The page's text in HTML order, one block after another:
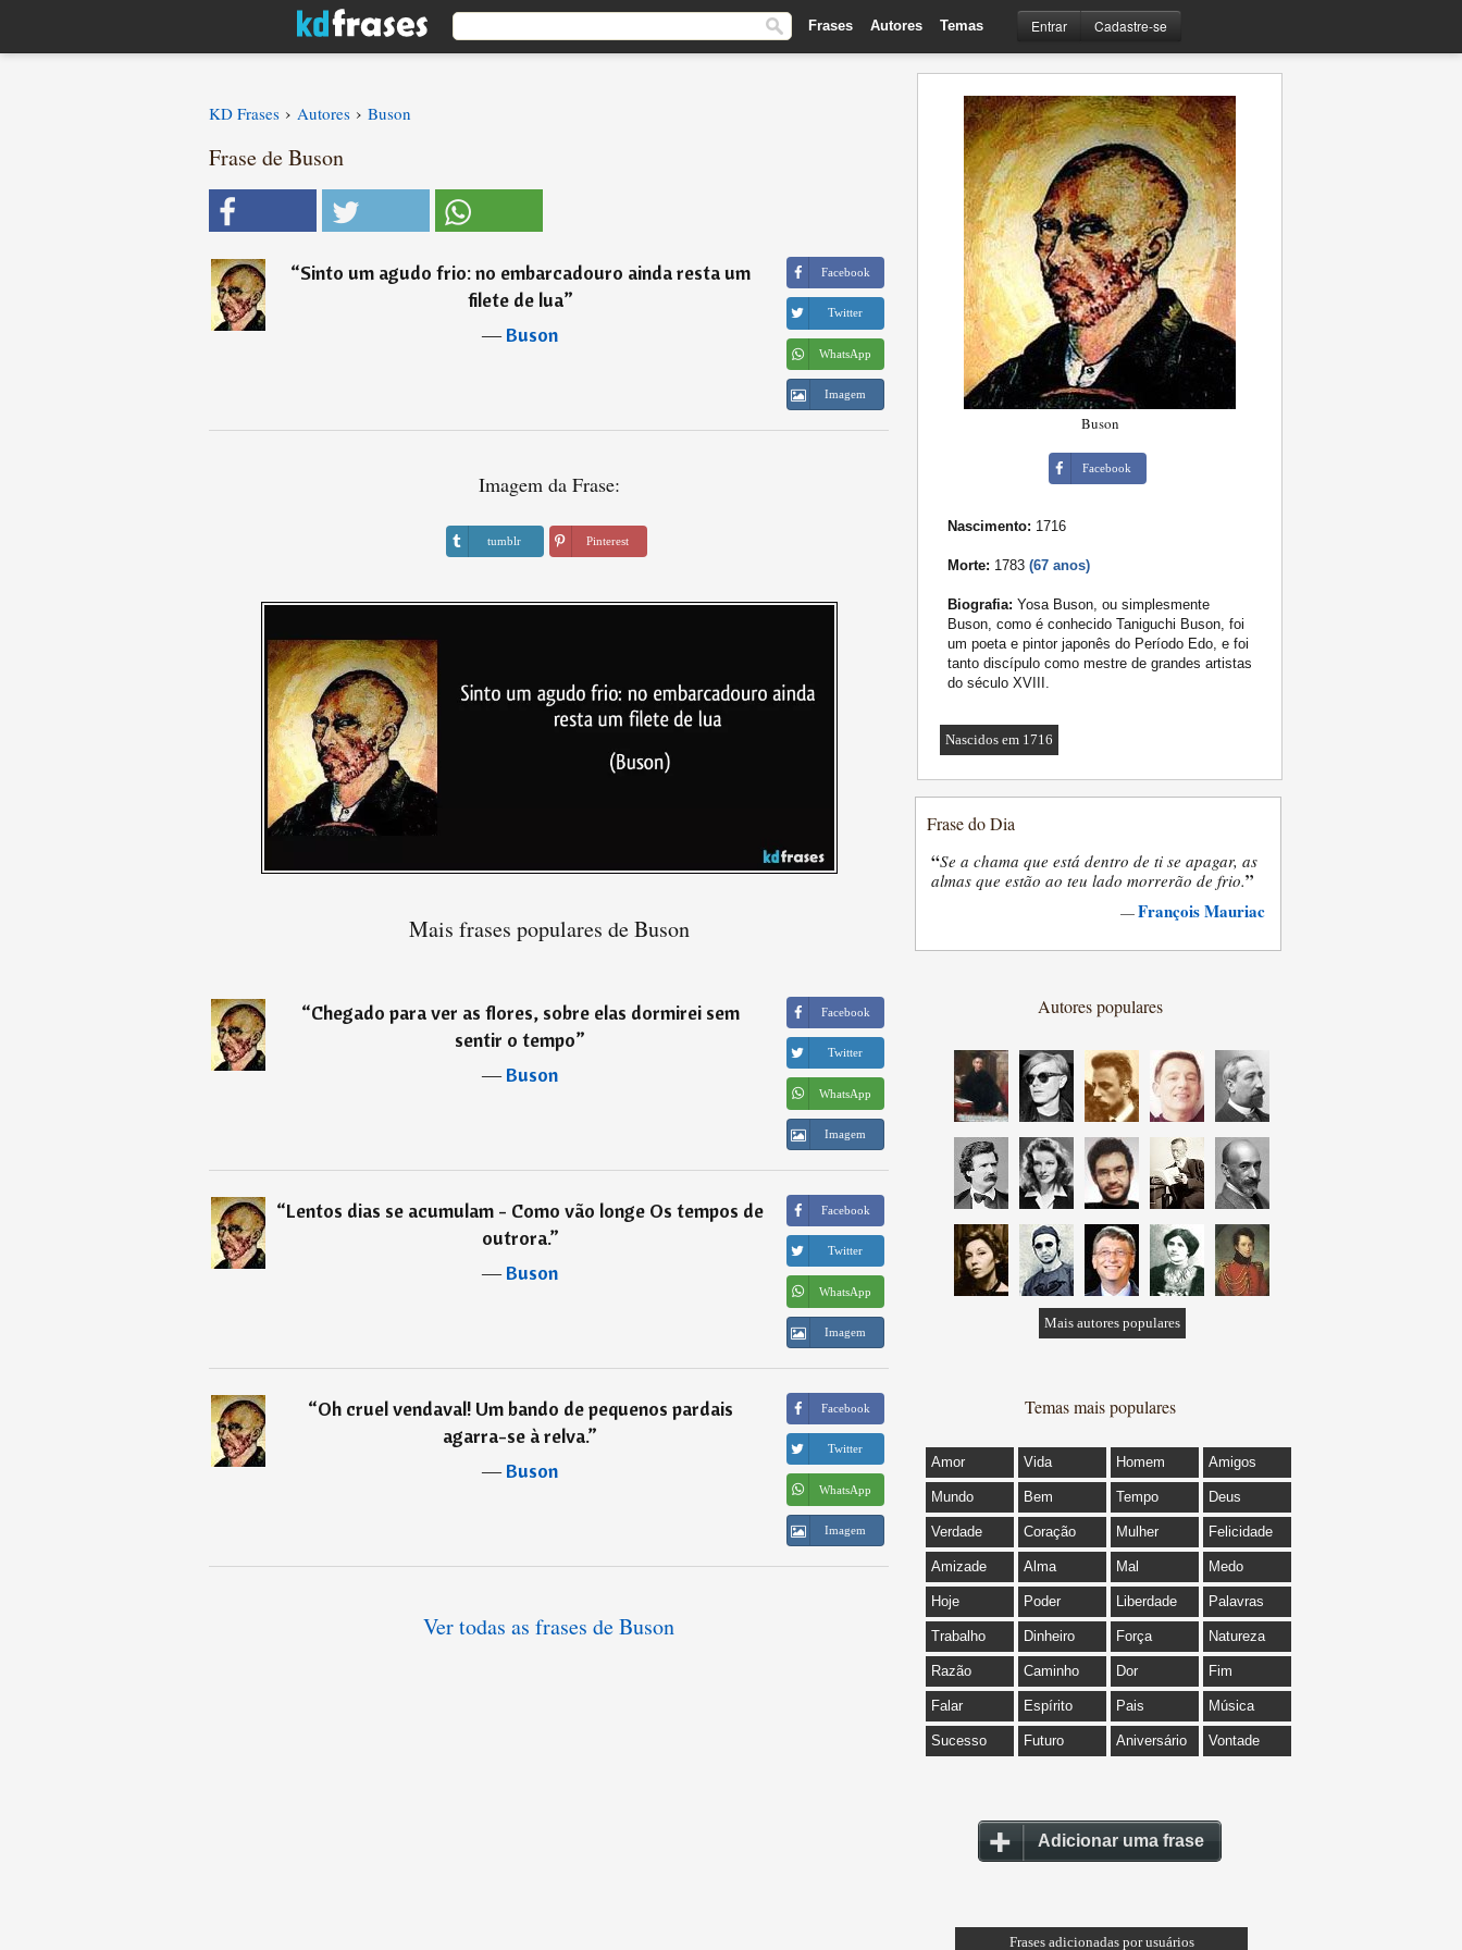
Frases Autores Temas Entrar Cadastre-se
KD Frases › Autores › Buson
Frase de Buson
“Sinto um agudo frio: no embarcadouro ainda resta um
filete de lua”
―Buson
Facebook
Twitter
WhatsApp
Imagem
Imagem da Frase:
tumblr Pinterest
Mais frases populares de Buson
“Chegado para ver as flores, sobre elas dormirei sem
sentir o tempo”
―Buson
Facebook
Twitter
WhatsApp
Imagem
“Lentos dias se acumulam - Como vão longe Os tempos de
outrora.”
―Buson
Facebook
Twitter
WhatsApp
Imagem
“Oh cruel vendaval! Um bando de pequenos pardais
agarra-se à relva.”
―Buson
Facebook
Twitter
WhatsApp
Imagem
Ver todas as frases de Buson
Buson
Facebook
Nascimento: 1716
Morte: 1783 (67 anos)
Biografia: Yosa Buson, ou simplesmente
Buson, como é conhecido Taniguchi Buson, foi
um poeta e pintor japonês do Período Edo, e foi
tanto discípulo como mestre de grandes artistas
do século XVIII.
Nascidos em 1716
Frase do Dia
“Se a chama que está dentro de ti se apagar, as
almas que estão ao teu lado morrerão de frio.”
—François Mauriac
Autores populares
Mais autores populares
Temas mais populares
Amor Vida Homem Amigos
Mundo Bem Tempo Deus
Verdade Coração Mulher Felicidade
Amizade Alma Mal Medo
Hoje Poder Liberdade Palavras
Trabalho Dinheiro Força Natureza
Razão Caminho Dor Fim
Falar Espírito Pais Música
Sucesso Futuro Aniversário Vontade
Adicionar uma frase
Frases adicionadas por usuários